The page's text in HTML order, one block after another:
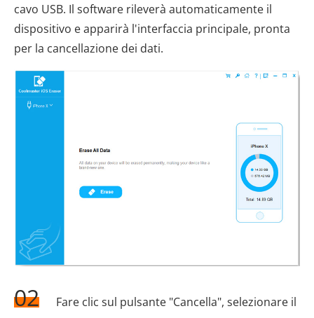
cavo USB. Il software rileverà automaticamente il
dispositivo e apparirà l'interfaccia principale, pronta
per la cancellazione dei dati.
02
Fare clic sul pulsante "Cancella", selezionare il